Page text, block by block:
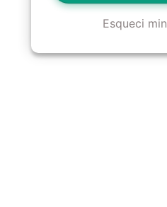
Esqueci